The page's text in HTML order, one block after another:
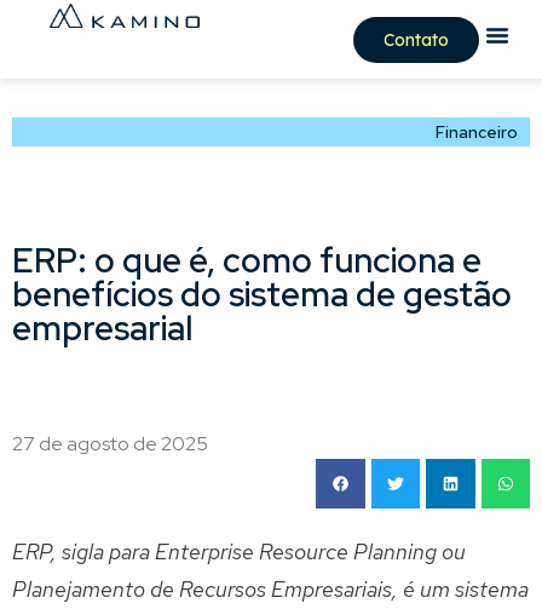
Contato
Financeiro
ERP: o que é, como funciona e
benefícios do sistema de gestão
empresarial
27 de agosto de 2025
ERP, sigla para Enterprise Resource Planning ou
Planejamento de Recursos Empresariais, é um sistema